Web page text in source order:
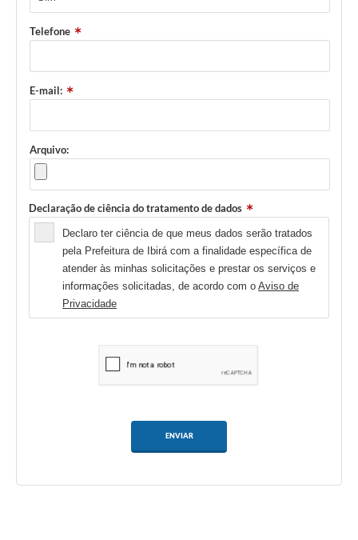
Telefone
E-mail:
Arquivo:
Declaração de ciência do tratamento de dados
Declaro ter ciência de que meus dados serão tratados
pela Prefeitura de Ibirá com a finalidade específica de
atender às minhas solicitações e prestar os serviços e
informações solicitadas, de acordo com o Aviso de
Privacidade
ENVIAR